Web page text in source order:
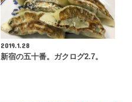
2019.1.28
新宿の五十番。ガクログ2.7。